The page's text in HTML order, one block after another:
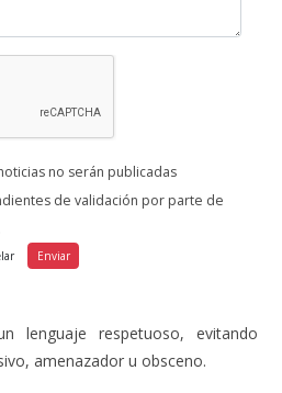
no serán publicadas
de validación por parte de
lenguaje respetuoso, evitando
amenazador u obsceno.